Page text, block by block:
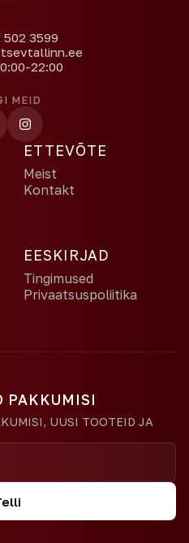
502 3599
22:00
MEID
ETTEVÕTE
Meist
Kontakt
EESKIRJAD
Tingimused
Privaatsuspoliitika
PAKKUMISI
UUSI TOOTEID JA